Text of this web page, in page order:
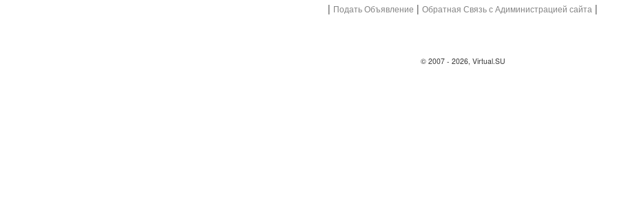
| Подать Объявление | Обратная Связь с Адиминистрацией сайта |
© 2007 - 2026, Virtual.SU